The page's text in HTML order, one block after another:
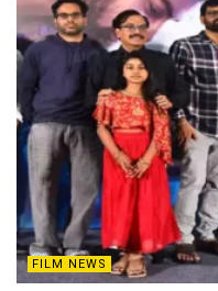
FILM NEWS